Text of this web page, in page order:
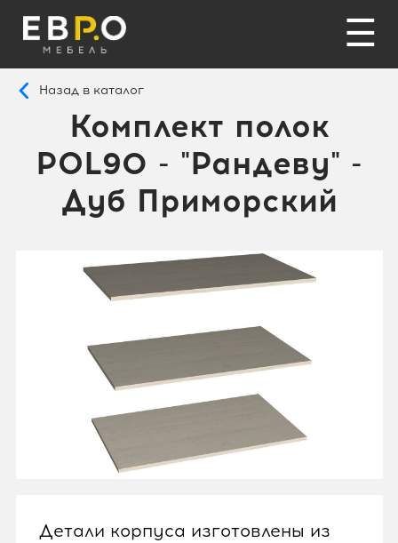
☰
Назад в каталог
Комплект полок
POL90 - "Рандеву" -
Дуб Приморский
Детали корпуса изготовлены из